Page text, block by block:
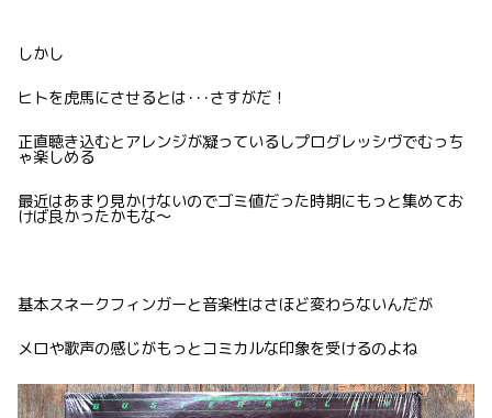
しかし
ヒトを虎馬にさせるとは･･･さすがだ！
正直聴き込むとアレンジが凝っているしプログレッシヴでむっち
ゃ楽しめる
最近はあまり見かけないのでゴミ値だった時期にもっと集めてお
けば良かったかもな〜
基本スネークフィンガーと音楽性はさほど変わらないんだが
メロや歌声の感じがもっとコミカルな印象を受けるのよね